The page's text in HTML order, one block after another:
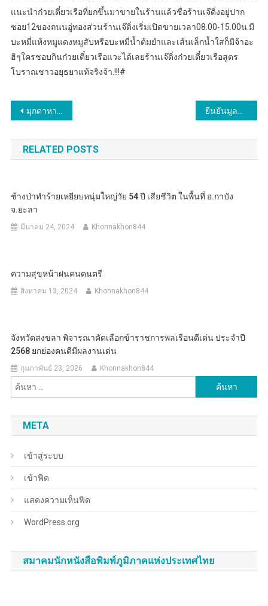
แนะนำก๋วยเตี๋ยวเรือที่ยกขึ้นมาขายในร้านแล้วชื่อร้านเจ๊ดิ่งอยู่ปาก
ซอย12ของถนนอู่ทองส่วนร้านเจ๊ดิ่งเริ่มเปิดขายเวลา08.00-15.00น.มี
บะหมี่แห้งหมูแดงหมูสับหรือบะหมี่น้ำต้มยำและเส้นเล็กน้ำใสก็มีจ้าอะ
ฮิๆใครชอบกินก๋วยเตี๋ยวเรือแวะได้เลยร้านเจ๊ดิ่งก๋วยเตี๋ยวเรือสูตร
โบราณชาวอยุธยาแท้จริงจ้า.!!!#
แนะแนว
เรื่อง
มุกดาหาร ปกครองอำเภอนิคมคำสร้อย จับสึกพระเสพยาบ้า มุกดาหาร – จับสึกมารศาสนา ฝ่ายปกครองอำเภอนิคมคำสร้อยลงพื้นที่ตรวจสอบพระวัดดัง เสพยาเสพติดในพื้นที่ตำบลนาอุดม พบพระภิกษุ 1 รูปผลเป็นบวก ยืนยันมูลสัตว์เคมีเกษตรทำปลาน้ำลางตาย
RELATED POSTS
ช้างป่าทำร้ายเหยียบหนุ่มใหญ่วัย 54 ปี เสียชีวิต ในพื้นที่ อ.กาบัง
จ.ยะลา
มีนาคม 24, 2024 Khonnakhon844
ความสุขหน้าฝนคนดนตรี
สิงหาคม 13, 2024 Khonnakhon844
จังหวัดสงขลา พิจารณาคัดเลือกข้าราชการพลเรือนดีเด่น ประจำปี
2568 ยกย่องคนดีมีผลงานเด่น
กุมภาพันธ์ 23, 2026 Khonnakhon844
สำหรับ:
META
เข้าสู่ระบบ
เข้าฟีด
แสดงความเห็นฟีด
WordPress.org
สมาคมนักหนังสือพิมพ์ภูมิภาคแห่งประเทศไทย